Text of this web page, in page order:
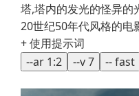
塔,塔内的发光的怪异的
20世纪50年代风格的电
+ 使用提示词
--ar 1:2
--v 7 -- fast